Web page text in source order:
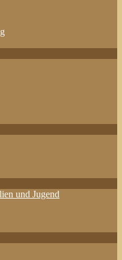
und Jugend